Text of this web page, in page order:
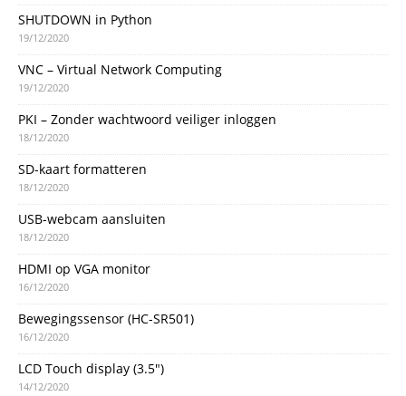
SHUTDOWN in Python
19/12/2020
VNC – Virtual Network Computing
19/12/2020
PKI – Zonder wachtwoord veiliger inloggen
18/12/2020
SD-kaart formatteren
18/12/2020
USB-webcam aansluiten
18/12/2020
HDMI op VGA monitor
16/12/2020
Bewegingssensor (HC-SR501)
16/12/2020
LCD Touch display (3.5″)
14/12/2020